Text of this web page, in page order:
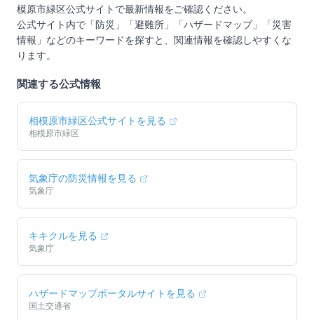
模原市緑区公式サイトで最新情報をご確認ください。
公式サイト内で「防災」「避難所」「ハザードマップ」「災害
情報」などのキーワードを探すと、関連情報を確認しやすくな
ります。
関連する公式情報
相模原市緑区公式サイトを見る
相模原市緑区
気象庁の防災情報を見る
気象庁
キキクルを見る
気象庁
ハザードマップポータルサイトを見る
国土交通省